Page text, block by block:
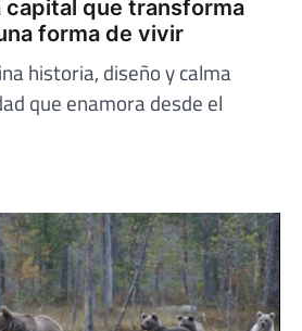
capital que transforma
forma de vivir
historia, diseño y calma
que enamora desde el